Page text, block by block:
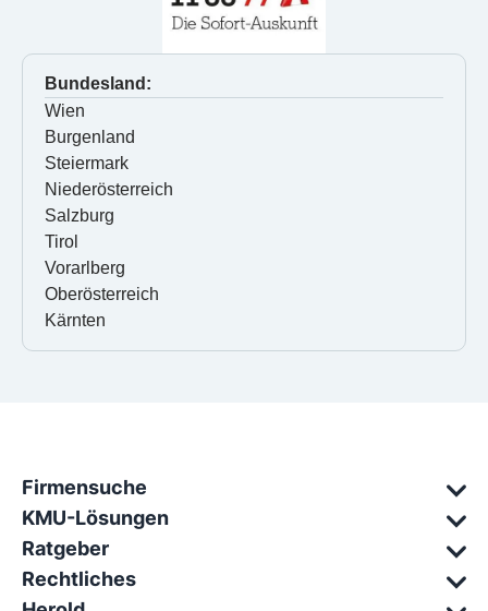
Bundesland:
Wien
Burgenland
Steiermark
Niederösterreich
Salzburg
Tirol
Vorarlberg
Oberösterreich
Kärnten
Firmensuche
KMU-Lösungen
Ratgeber
Rechtliches